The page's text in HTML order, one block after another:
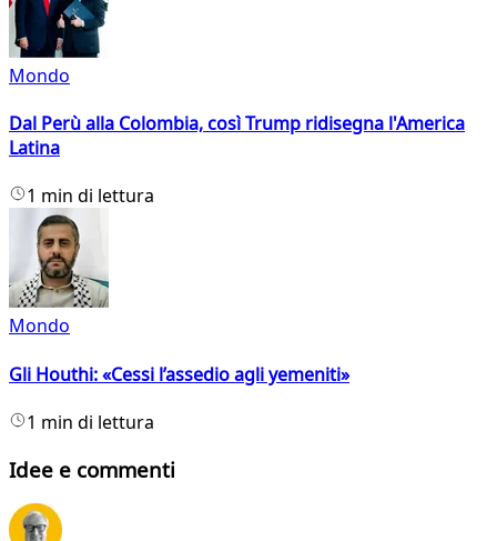
Mondo
Dal Perù alla Colombia, così Trump ridisegna l'America
Latina
1 min di lettura
Mondo
Gli Houthi: «Cessi l’assedio agli yemeniti»
1 min di lettura
Idee e commenti